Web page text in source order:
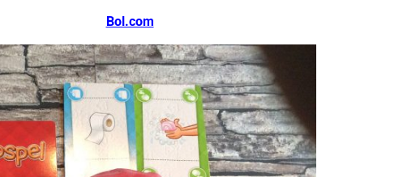
Bol.com